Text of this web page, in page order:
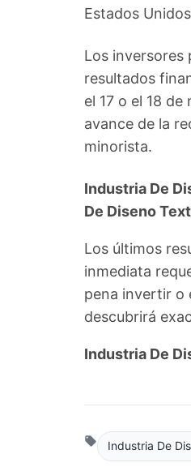
Estados
Los inversores
resultados
el 17 o el 18
avance de la
minorista.
Industria De
De Diseno
Los últimos
inmediata
pena invertir o
descubrirá
Industria De
Industria De